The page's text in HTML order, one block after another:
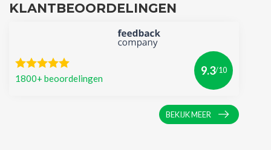
KLANTBEOORDELINGEN
1800+ beoordelingen
9.3/10
BEKIJK MEER